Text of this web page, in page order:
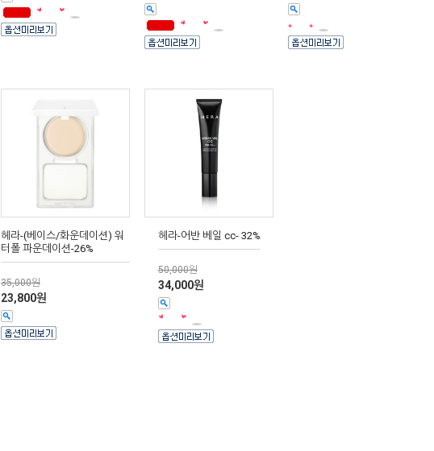
헤라-(베이스/화운데이션) 워
터폴 파운데이션-26%
35,000원
23,800원
헤라-어반 베일 cc- 32%
50,000원
34,000원